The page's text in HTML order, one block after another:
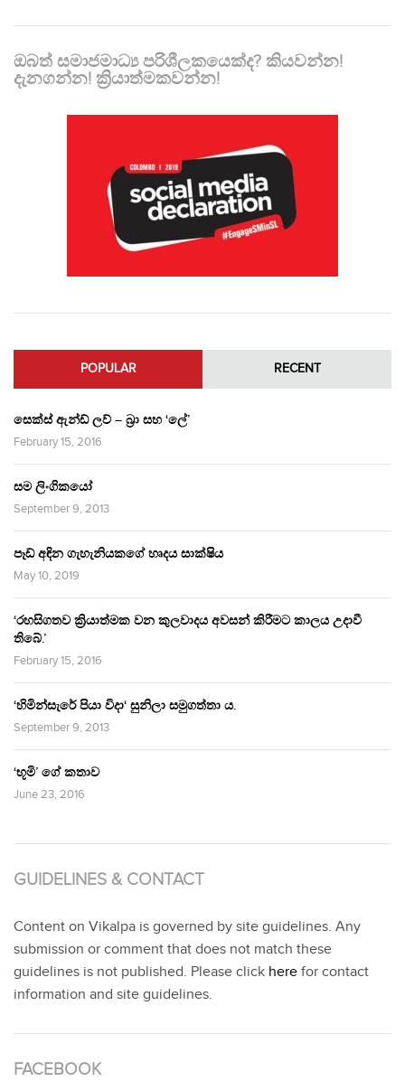
ඔබත් සමාජමාධ්‍ය පරිශීලකයෙක්ද? කියවන්න!
දැනගන්න! ක්‍රියාත්මකවන්න!
POPULAR RECENT
සෙක්ස් ඇන්ඩ් ලව් – බ්‍රා සහ ‘ලේ’
February 15, 2016
සම ලිංගිකයෝ
September 9, 2013
පෑඩ් අඳින ගැහැනියකගේ හෘදය සාක්ෂිය
May 10, 2019
‘රහසිගතව ක්‍රියාත්මක වන කුලවාදය අවසන් කිරීමට කාලය උදාවී
තිබේ.’
February 15, 2016
‘හිමින්සැරේ පියා විදා‘ සුනිලා සමුගත්තා ය.
September 9, 2013
‘භූමි’ ගේ කතාව
June 23, 2016
GUIDELINES & CONTACT
Content on Vikalpa is governed by site guidelines. Any
submission or comment that does not match these
guidelines is not published. Please click here for contact
information and site guidelines.
FACEBOOK